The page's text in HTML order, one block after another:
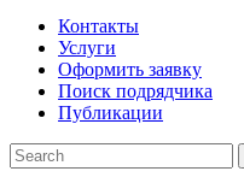
Контакты
Услуги
Оформить заявку
Поиск подрядчика
Публикации